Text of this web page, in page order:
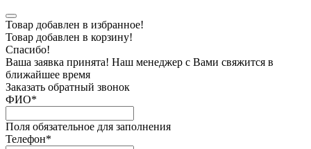
Товар добавлен в избранное!
Товар добавлен в корзину!
Спасибо!
Ваша заявка принята! Наш менеджер с Вами свяжится в
ближайшее время
Заказать обратный звонок
ФИО*
Поля обязательное для заполнения
Телефон*